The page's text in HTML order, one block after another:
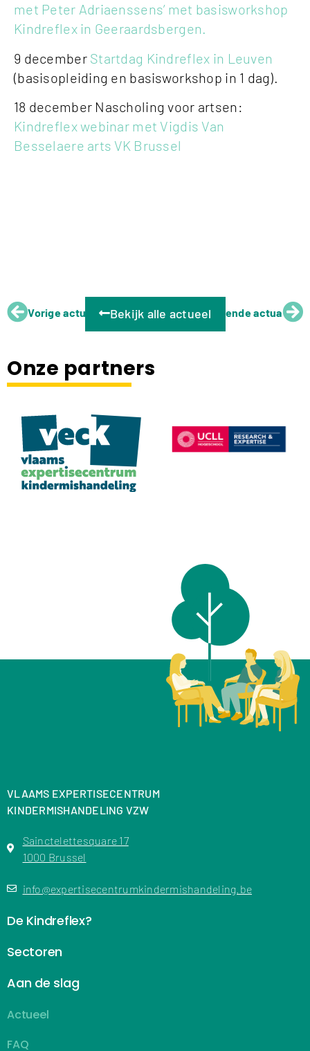
met Peter Adriaenssens’ met basisworkshop
Kindreflex in Geeraardsbergen.
9 december Startdag Kindreflex in Leuven
(basisopleiding en basisworkshop in 1 dag).
18 december Nascholing voor artsen:
Kindreflex webinar met Vigdis Van
Besselaere arts VK Brussel
Vorige actua Volgende actua
Bekijk alle actueel
Onze partners
VLAAMS EXPERTISECENTRUM
KINDERMISHANDELING VZW
Sainctelettesquare 17
1000 Brussel
info@expertisecentrumkindermishandeling.be
De Kindreflex?
Sectoren
Aan de slag
Actueel
FAQ